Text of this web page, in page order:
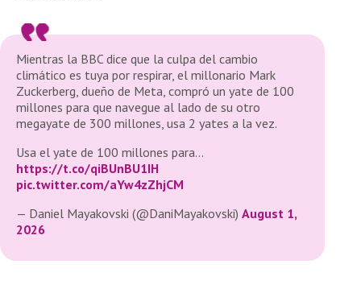
Mientras la BBC dice que la culpa del cambio
climático es tuya por respirar, el millonario Mark
Zuckerberg, dueño de Meta, compró un yate de 100
millones para que navegue al lado de su otro
megayate de 300 millones, usa 2 yates a la vez.
Usa el yate de 100 millones para…
https://t.co/qiBUnBU1IH
pic.twitter.com/aYw4zZhjCM
— Daniel Mayakovski (@DaniMayakovski) August 1,
2026